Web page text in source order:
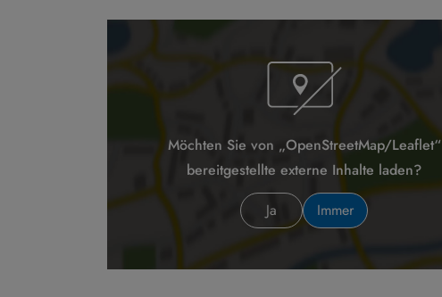
Möchten Sie von „OpenStreetMap/Leaflet“
bereitgestellte externe Inhalte laden?
Ja
Immer